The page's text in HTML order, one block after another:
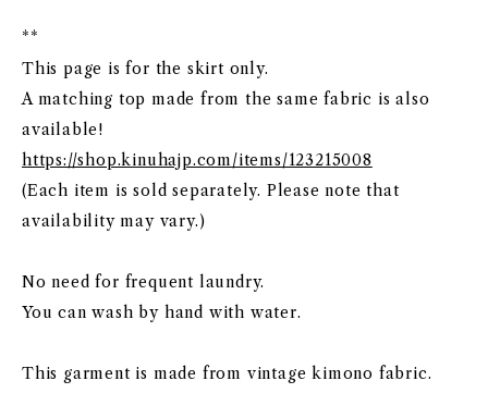
**
This page is for the skirt only.
A matching top made from the same fabric is also
available!
https://shop.kinuhajp.com/items/123215008
(Each item is sold separately. Please note that
availability may vary.)
No need for frequent laundry.
You can wash by hand with water.
This garment is made from vintage kimono fabric.